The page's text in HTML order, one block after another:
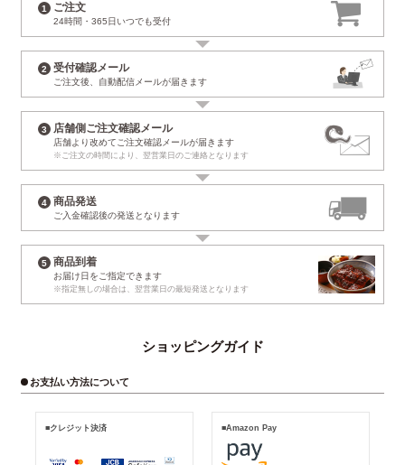
ご注文
24時間・365日いつでも受付
受付確認メール
ご注文後、自動配信メールが届きます
店舗側ご注文確認メール
店舗より改めてご注文確認メールが届きます
※ご注文の時間により、 翌営業日のご連絡となります
商品発送
ご入金確認後の発送となります
商品到着
お届け日 をご指定できます
※指定無しの場合は、 翌営業日の最短発送となります
ショッピングガイド
お支払い方法について
■クレジット決済 ■Amazon Pay